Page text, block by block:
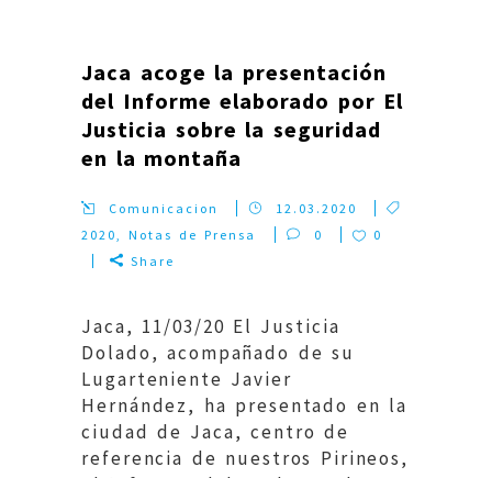
Jaca acoge la presentación
del Informe elaborado por El
Justicia sobre la seguridad
en la montaña
Comunicacion
12.03.2020
2020,Notas de Prensa 0
0
Share
Jaca, 11/03/20 El Justicia
Dolado, acompañado de su
Lugarteniente Javier
Hernández, ha presentado en la
ciudad de Jaca, centro de
referencia de nuestros Pirineos,